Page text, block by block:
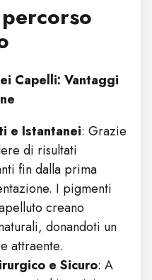
Capelli: Vantaggi
e Istantanei: Grazie
di risultati
fin dalla prima
I pigmenti
creano
donandoti un
attraente.
e Sicuro: A